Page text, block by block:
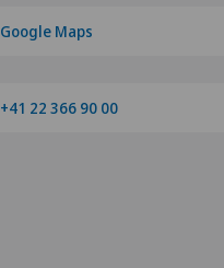
Google Maps
+41 22 366 90 00